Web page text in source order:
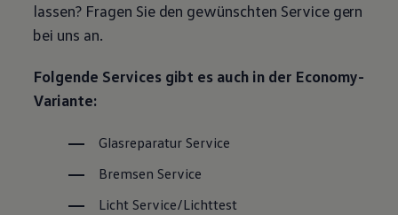
lassen? Fragen Sie den gewünschten Servicegern
bei uns an.
Folgende Services gibt es auch in der Economy-
Variante:
Glasreparatur Service
Bremsen Service
Licht Service/Lichttest